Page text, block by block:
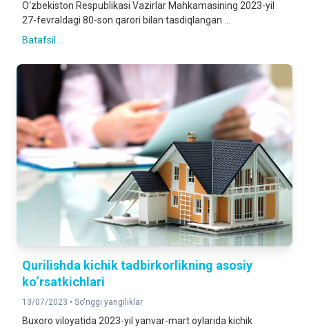
O‘zbekiston Respublikasi Vazirlar Mahkamasining 2023-yil
27-fevraldagi 80-son qarori bilan tasdiqlangan ...
Batafsil ...
Qurilishda kichik tadbirkorlikning asosiy
ko‘rsatkichlari
13/07/2023 • So'nggi yangiliklar
Buxoro viloyatida 2023-yil yanvar-mart oylarida kichik